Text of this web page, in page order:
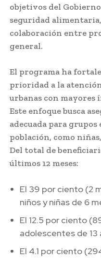
objetivos del
seguridad
colaboración entre
general.
El programa ha
prioridad a la
urbanas con mayores
Este enfoque busca
adecuada para grupos
población, como
Del total de
últimos 12 meses:
El 39 por ciento (2
niños y niñas de 6
El 12.5 por ciento
adolescentes de 13
El 4.1 por ciento